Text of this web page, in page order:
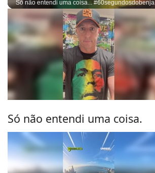
Só não entendi uma coisa... #60segundosdobenja
Só não entendi uma coisa.